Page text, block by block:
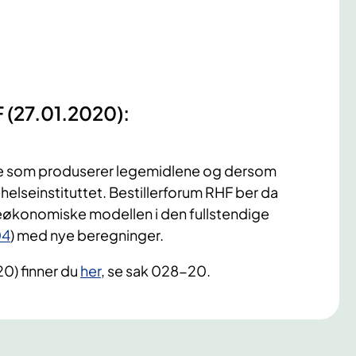
(27.01.2020):
som produserer legemidlene og dersom
Bestillerforum RHF ber da
modellen i den fullstendige
) med nye beregninger.
finner du her, se sak 028-20.